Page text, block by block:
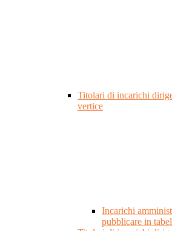
Titolari di incarichi
vertice
Incarichi
pubblicare in